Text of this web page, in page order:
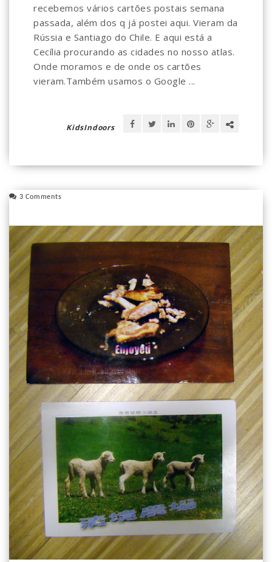
recebemos vários cartões postais semana
passada, além dos q já postei aqui. Vieram da
Rússia e Santiago do Chile. E aqui está a
Cecília procurando as cidades no nosso atlas.
Onde moramos e de onde os cartões
vieram.Também usamos o Google ...
KidsIndoors
3 Comments